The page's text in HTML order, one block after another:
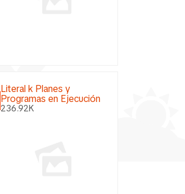
Literal k Planes y
Programas en Ejecución
236.92K